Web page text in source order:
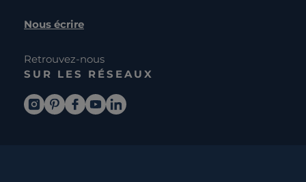
Nous écrire
Retrouvez-nous
SUR LES RÉSEAUX